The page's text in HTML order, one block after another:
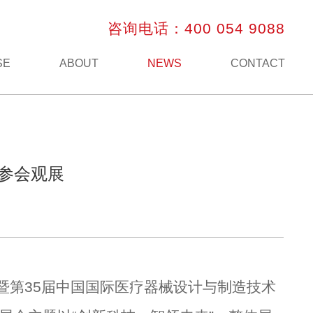
ABOUT NEWS CONTACT
咨询电话：400 054 9088
会观展
35届中国国际医疗器械设计与制造技术